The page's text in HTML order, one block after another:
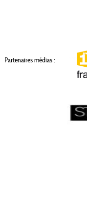
Partenaires médias :